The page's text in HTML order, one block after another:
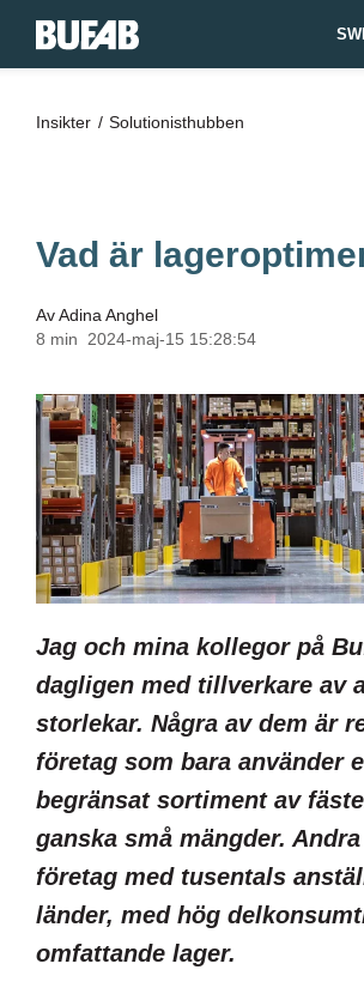
Insikter Solutionisthubben
Vad är
AvAdina Anghel
8 min
2024-maj-15 15:28:54
Jag och mina kollegor på
dagligen med tillverkare av
storlekar. Några av dem är
företag som bara använder
begränsat sortiment av
ganska små mängder.
företag med tusentals
länder, med hög
omfattande lager.